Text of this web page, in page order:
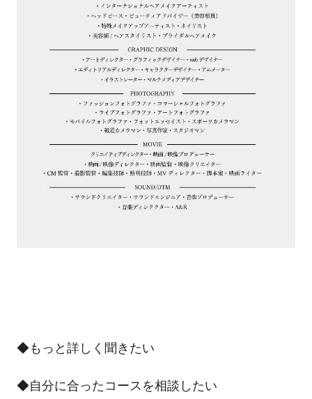
◆もっと詳しく聞きたい
◆自分に合ったコースを相談したい